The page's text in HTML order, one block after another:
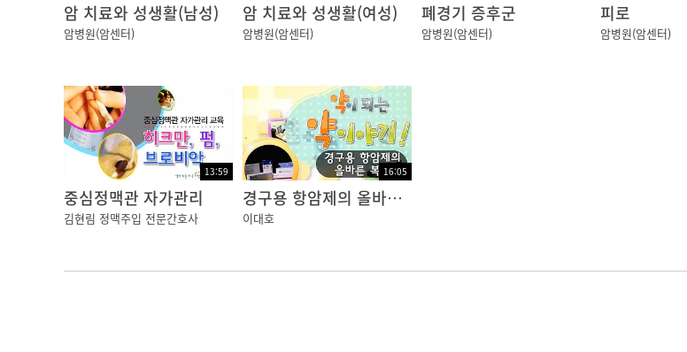
암 치료와 성생활(남성)
암병원(암센터)
암 치료와 성생활(여성)
암병원(암센터)
폐경기 증후군
암병원(암센터)
피로
암병원(암센터)
13:59
중심정맥관 자가관리
김현림 정맥주입 전문간호사
16:05
경구용 항암제의 올바른 복용
이대호